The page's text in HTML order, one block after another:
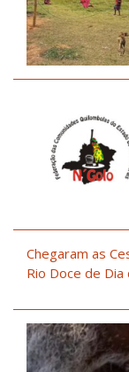
Chegaram as
Rio Doce de Dia